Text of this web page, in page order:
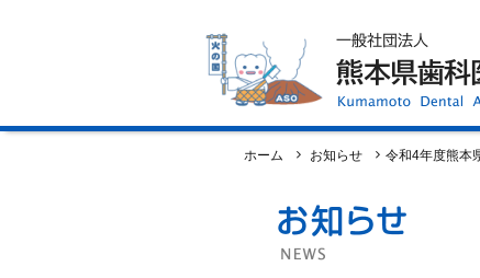
ホーム お知らせ 令和4年度熊本
歯科医院検索
休日当番医
イベント案内
歯の豆知識
口腔保健センター
国保組合からのお知らせ
熊本歯科衛生士専門学院
プライバシーポリシー
サイトマップ